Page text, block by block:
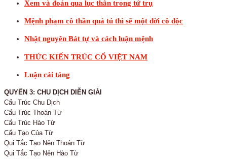
Xem và đoán qua lục thân trong tứ trụ
Mệnh phạm cô thần quả tú thì sẽ một đời cô độc
Nhật nguyên Bát tự và cách luận mệnh
THỨC KIẾN TRÚC CỔ VIỆT NAM
Luận cải táng
QUYỂN 3: CHU DỊCH DIỄN GIẢI
Cấu Trúc Chu Dịch
Cấu Trúc Thoán Từ
Cấu Trúc Hào Từ
Cấu Tạo Của Từ
Qui Tắc Tạo Nên Thoán Từ
Qui Tắc Tạo Nên Hào Từ